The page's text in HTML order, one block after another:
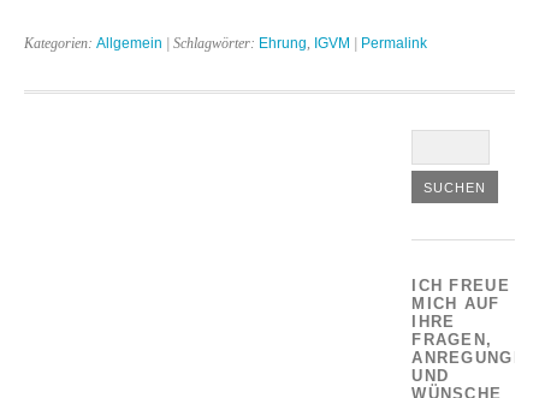
Kategorien: Allgemein | Schlagwörter: Ehrung IGVM | Permalink
ICH FREUE
MICH AUF
IHRE
FRAGEN,
ANREGUNGEN
UND
WÜNSCHE